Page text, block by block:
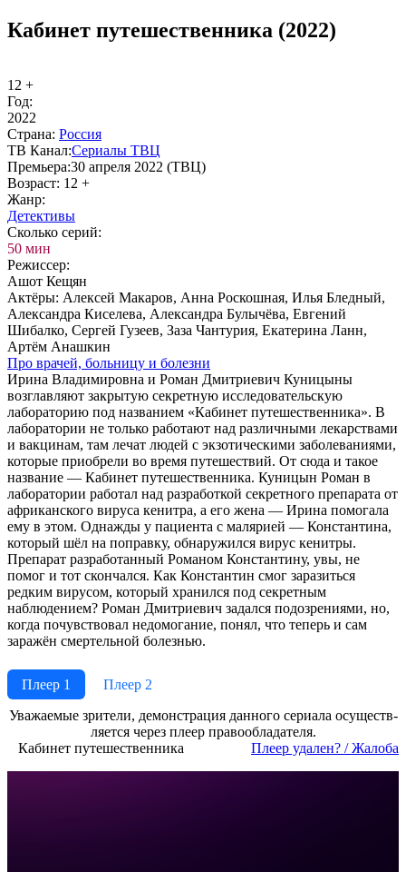
Кабинет путешественника (2022)
12 +
Год:
2022
Стра­на: Рос­сия
ТВ Ка­нал:Сериалы ТВЦ
Пре­мье­ра:30 апреля 2022 (ТВЦ)
Воз­раст: 12 +
Жанр:
Де­тек­ти­вы
Сколь­ко се­рий:
50 мин
Ре­жис­сер:
Ашот Кещян
Ак­тё­ры: Алексей Макаров, Анна Роскошная, Илья Бледный,
Александра Киселева, Александра Булычёва, Евгений
Шибалко, Сергей Гузеев, Заза Чантурия, Екатерина Ланн,
Артём Анашкин
Про вра­чей, боль­ни­цу и бо­лез­ни
Ирина Владимировна и Роман Дмитриевич Куницыны
возглавляют закрытую секретную исследовательскую
лабораторию под названием «Кабинет путешественника». В
лаборатории не только работают над различными лекарствами
и вакцинам, там лечат людей с экзотическими заболеваниями,
которые приобрели во время путешествий. От сюда и такое
название — Кабинет путешественника. Куницын Роман в
лаборатории работал над разработкой секретного препарата от
африканского вируса кенитра, а его жена — Ирина помогала
ему в этом. Однажды у пациента с малярией — Константина,
который шёл на поправку, обнаружился вирус кенитры.
Препарат разработанный Романом Константину, увы, не
помог и тот скончался. Как Константин смог заразиться
редким вирусом, который хранился под секретным
наблюдением? Роман Дмитриевич задался подозрениями, но,
когда почувствовал недомогание, понял, что теперь и сам
заражён смертельной болезнью.
Плеер 1
Плеер 2
Ува­жае­мые зри­те­ли, де­мон­ст­ра­ция дан­но­го се­риа­ла осу­ще­ст­в­
ля­ет­ся че­рез пле­ер пра­во­об­ла­да­те­ля.
Кабинет путешественника
Пле­ер уда­лен? / Жа­ло­ба